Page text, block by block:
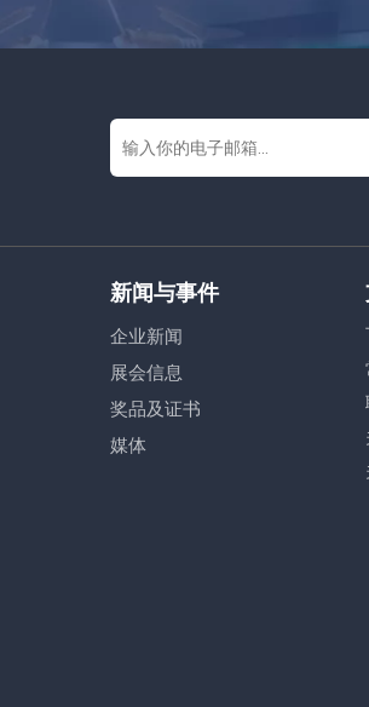
新闻与事件
企业新闻
展会信息
奖品及证书
媒体